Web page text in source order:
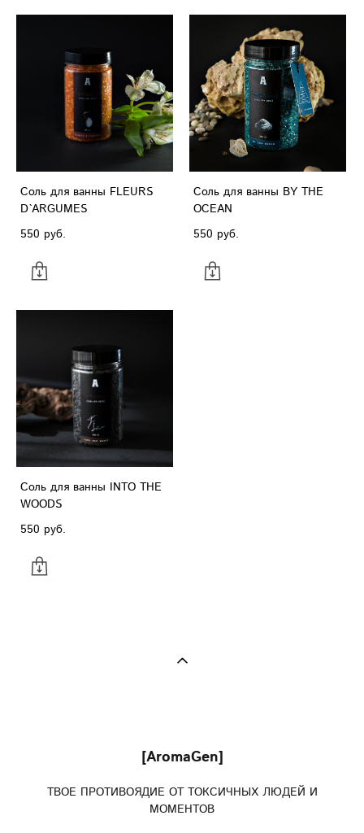
Соль для ванны FLEURS
D`ARGUMES
550 pуб.
Соль для ванны BY THE
OCEAN
550 pуб.
Соль для ванны INTO THE
WOODS
550 pуб.
[AromaGen]
ТВОЕ ПРОТИВОЯДИЕ ОТ ТОКСИЧНЫХ ЛЮДЕЙ И
МОМЕНТОВ